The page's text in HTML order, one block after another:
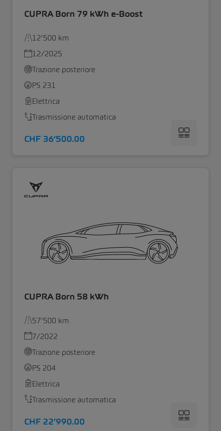
CUPRA Born 79 kWh e-Boost
12’500 km
12/2025
Trazione posteriore
PS 231
Elettrica
Trasmissione automatica
CHF 36’500.00
CUPRA Born 58 kWh
57’500 km
7/2022
Trazione posteriore
PS 204
Elettrica
Trasmissione automatica
CHF 22’990.00